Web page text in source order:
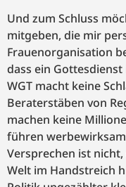
Und zum Schluss
mitgeben, die mir
Frauenorganisation
dass ein
WGT macht keine
Beraterstäben von
machen keine
führen
Versprechen ist
Welt im Handstreich